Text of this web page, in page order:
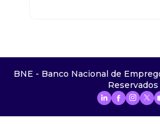
BNE - Banco Nacional de
Reservados